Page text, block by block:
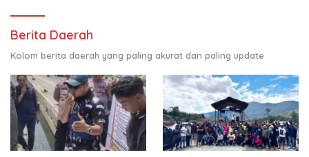
Berita Daerah
Kolom berita daerah yang paling akurat dan paling update